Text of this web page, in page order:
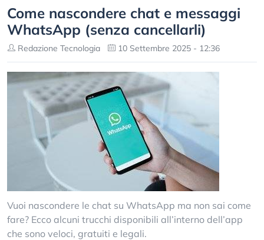
Come nascondere chat e messaggi
WhatsApp (senza cancellarli)
Redazione Tecnologia 10 Settembre 2025 - 12:36
Vuoi nascondere le chat su WhatsApp ma non sai come
fare? Ecco alcuni trucchi disponibili all’interno dell’app
che sono veloci, gratuiti e legali.